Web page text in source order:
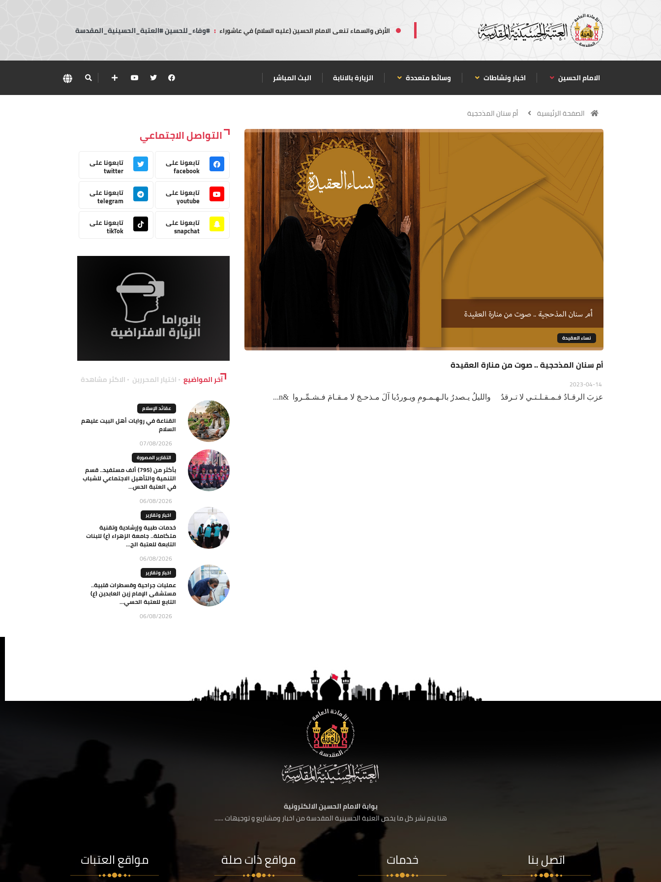
الأرض والسماء تنعى الامام الحسين (عليه السلام) في عاشوراء : #وفاء_للحسين #العتبة_الحسينية_المقدسة
الامام الحسين اخبار ونشاطات وسائط متعددة الزيارة بالانابة البث المباشر
الصفحة الرئيسية أم سنان المذحجية
نساء العقيدة
أم سنان المذحجية .. صوت من منارة العقيدة
عزبَ الرقـادُ فـمـقـلـتـي لا تـرقدُ والليلُ يـصدرُ بالـهـمـومِ ويـوردُيا آلَ مـذحـجَ لا مـقـامَ فـشـمِّـروا &n...
التواصل الاجتماعي
تابعونا على
facebook
تابعونا على
twitter
تابعونا على
youtube
تابعونا على
telegram
تابعونا على
snapchat
تابعونا على
tikTok
آخر المواضيع اختيار المحررين الاكثر مشاهدة
عقائد الإسلام
القناعة في روايات أهل البيت عليهم
السلام
07/08/2026
التقارير المصورة
بأكثر من (795) ألف مستفيد.. قسم
التنمية والتأهيل الاجتماعي للشباب
في العتبة الحس...
06/08/2026
اخبار وتقارير
خدمات طبية وإرشادية وتقنية
متكاملة.. جامعة الزهراء (ع) للبنات
التابعة للعتبة الح...
06/08/2026
اخبار وتقارير
عمليات جراحية وقسطرات قلبية..
مستشفى الإمام زين العابدين (ع)
التابع للعتبة الحسي...
06/08/2026
بوابة الامام الحسين الالكترونية
هنا يتم نشر كل ما يخص العتبة الحسينية المقدسة من اخبار ومشاريع و توجيهات ......
اتصل بنا خدمات مواقع ذات صلة مواقع العتبات